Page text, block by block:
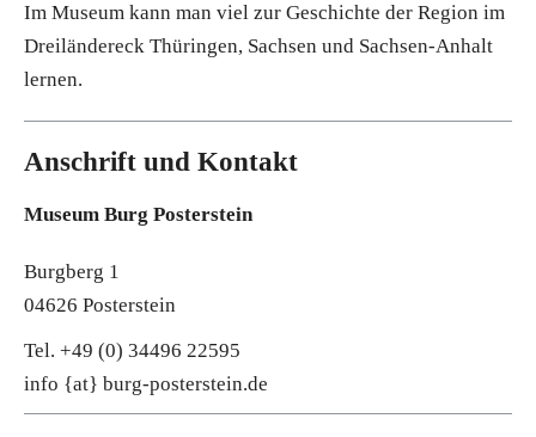
Im Museum kann man viel zur Geschichte der Region im
Dreiländereck Thüringen, Sachsen und Sachsen-Anhalt
lernen.
Anschrift und Kontakt
Museum Burg Posterstein
Burgberg 1
04626 Posterstein
Tel. +49 (0) 34496 22595
info {at} burg-posterstein.de